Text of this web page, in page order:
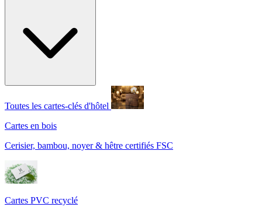
Toutes les cartes-clés d'hôtel
Cartes en bois
Cerisier, bambou, noyer & hêtre certifiés FSC
Cartes PVC recyclé